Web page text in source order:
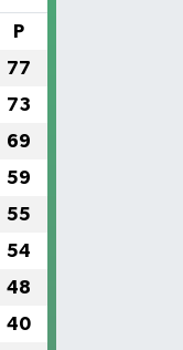
P
77
73
69
59
55
54
48
40